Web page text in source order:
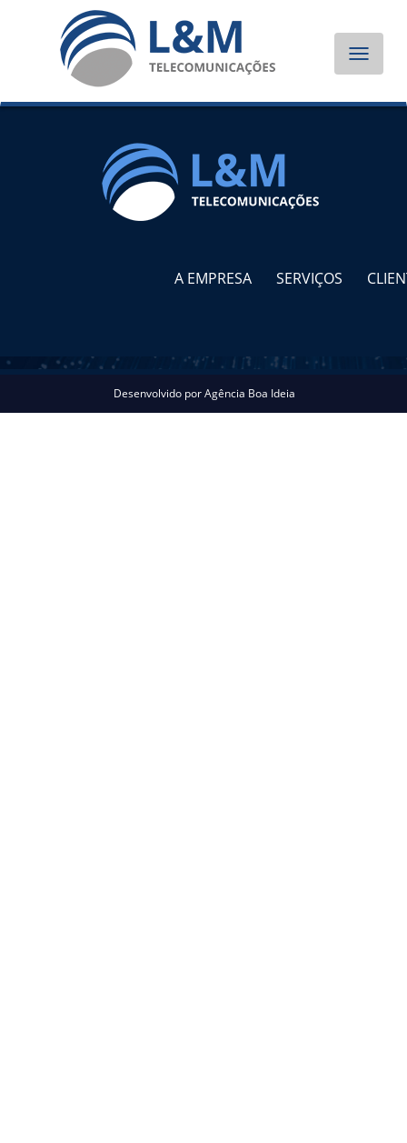
Toggle
A EMPRESA SERVIÇOS
Desenvolvido porAgência Boa Ideia